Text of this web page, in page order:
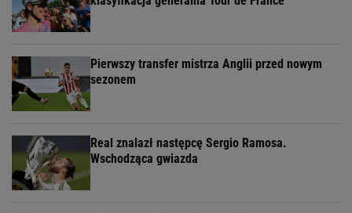
Pierwszy transfer mistrza Anglii przed nowym
sezonem
Real znalazł następcę Sergio Ramosa.
Wschodząca gwiazda